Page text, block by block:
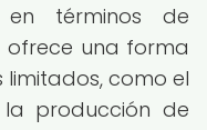
en términos de
ofrece una forma
limitados, como el
producción de